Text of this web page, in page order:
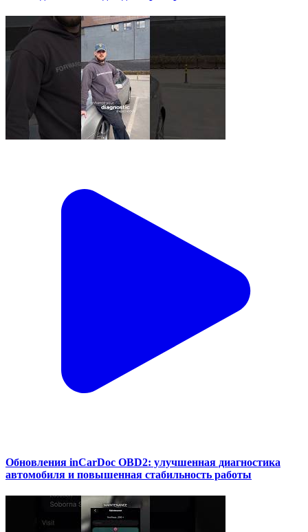
Обновления inCarDoc OBD2: улучшенная диагностика
автомобиля и повышенная стабильность работы